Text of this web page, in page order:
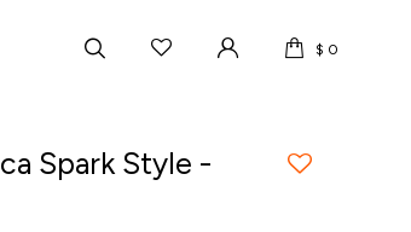
$ 0
Spark Style -